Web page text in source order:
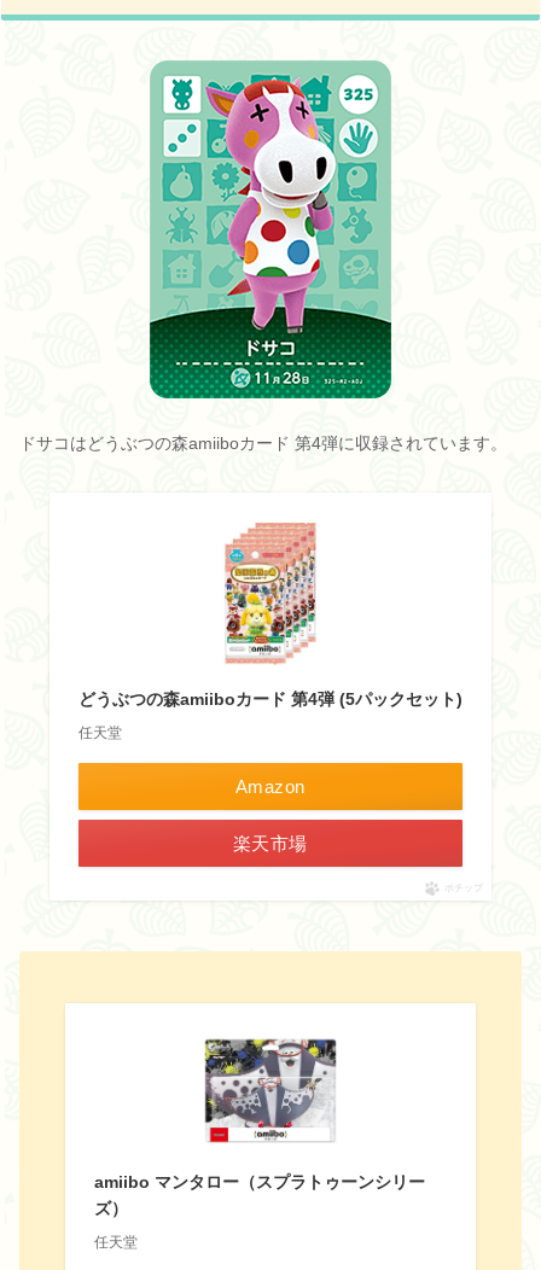
ドサコはどうぶつの森amiiboカード 第4弾に収録されています。
どうぶつの森amiiboカード 第4弾 (5パックセット)
任天堂
Amazon
楽天市場
ポチップ
amiibo マンタロー（スプラトゥーンシリー
ズ）
任天堂